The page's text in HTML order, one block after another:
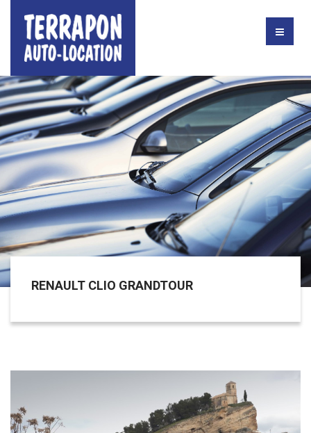
RENAULT CLIO GRANDTOUR